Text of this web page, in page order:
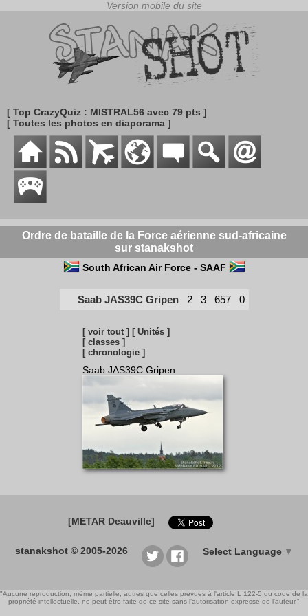
[ Top CrazyQuiz : MISTRAL56 avec 79 pts ]
[ Toutes les photos en diaporama ]
Ordre de bataille de la Force aérienne sud-africaine
sur stanakshot
South African Air Force - SAAF
Saab JAS39C Gripen 2 3 657 0
[ voir tout ] [ Unités ]
[ classes ]
[ chronologie ]
Saab JAS39C Gripen
[METAR Deauville]
stanakshot © 2005-2026 Select Language ▼
"Aucune reproduction, même partielle, autres que celles prévues à l'article L 122-5 du code de la
propriété intellectuelle, ne peut être faite de ce site sans l'autorisation expresse de l'auteur."